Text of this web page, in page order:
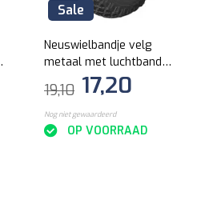
Sale
Neuswielbandje velg
metaal met luchtband
260x85mm
19,10 17,20
Nog niet gewaardeerd
OP VOORRAAD